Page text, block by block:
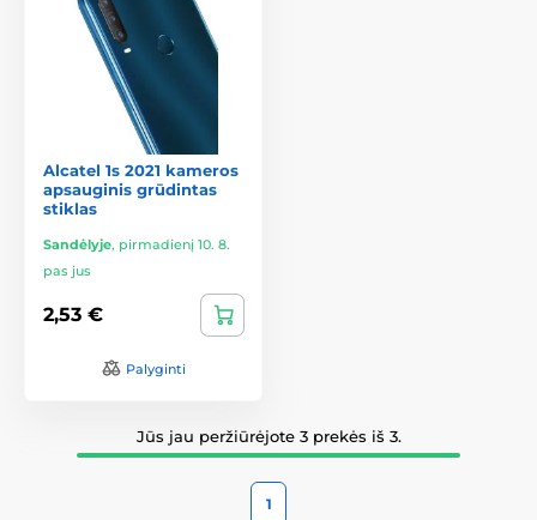
Alcatel 1s 2021 kameros
apsauginis grūdintas
stiklas
Sandėlyje, pirmadienį 10. 8.
pas jus
2,53 €
Palyginti
Jūs jau peržiūrėjote 3 prekės iš 3.
1